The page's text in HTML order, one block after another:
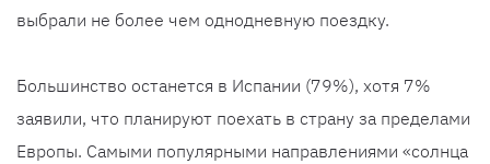
выбрали не более чем однодневную поездку.
Большинство останется в Испании (79%), хотя 7%
заявили, что планируют поехать в страну за пределами
Европы. Самыми популярными направлениями «солнца